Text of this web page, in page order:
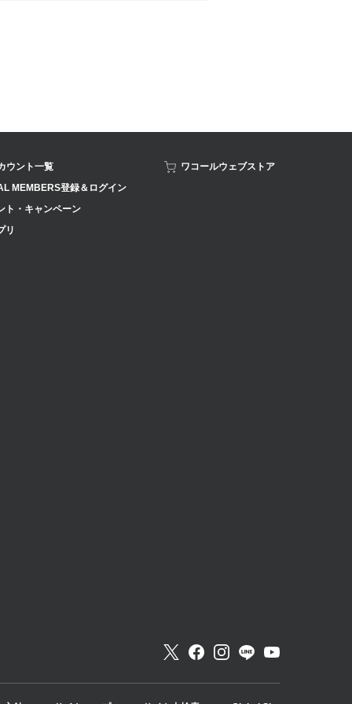
ウント一覧
MEMBERS登録＆ログイン
ト・キャンペーン
リ
ワコールウェブストア